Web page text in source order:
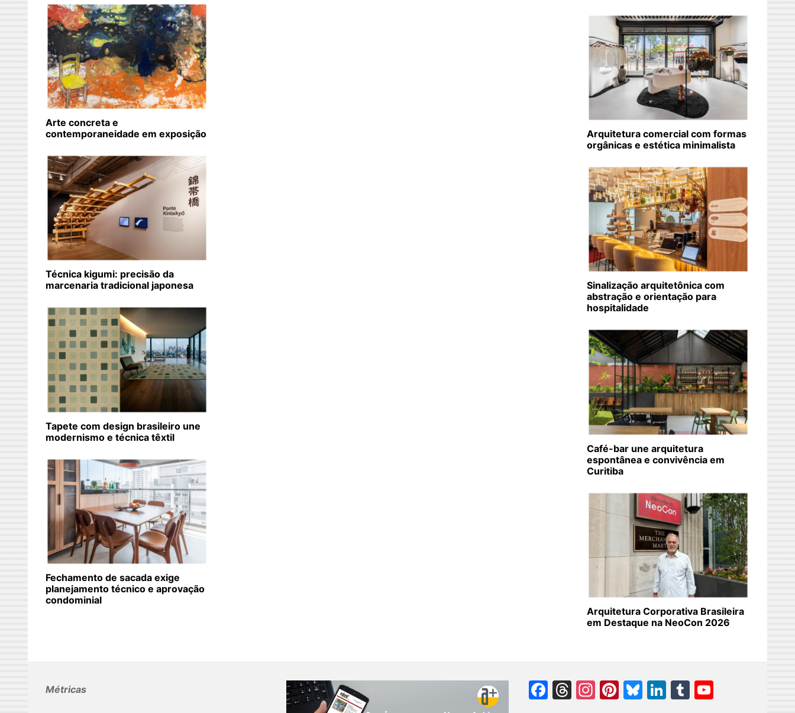
Arte concreta e
contemporaneidade em exposição
Técnica kigumi: precisão da
marcenaria tradicional japonesa
Tapete com design brasileiro une
modernismo e técnica têxtil
Fechamento de sacada exige
planejamento técnico e aprovação
condominial
Arquitetura comercial com formas
orgânicas e estética minimalista
Sinalização arquitetônica com
abstração e orientação para
hospitalidade
Café-bar une arquitetura
espontânea e convivência em
Curitiba
Arquitetura Corporativa Brasileira
em Destaque na NeoCon 2026
Métricas Facebook
Threads
Instagram
Pinterest
Bluesky
LinkedIn
Tumblr